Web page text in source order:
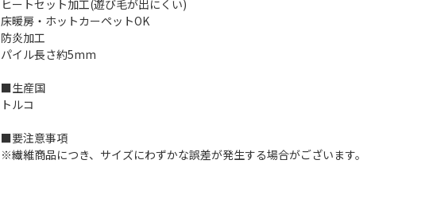
ヒートセット加工(遊び毛が出にくい)
床暖房・ホットカーペットOK
防炎加工
パイル長さ約5mm
■生産国
トルコ
■要注意事項
※繊維商品につき、サイズにわずかな誤差が発生する場合がございます。